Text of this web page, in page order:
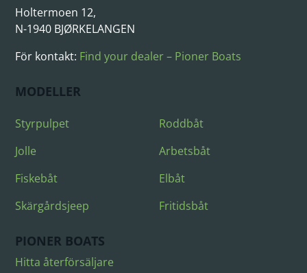
Holtermoen 12,
N-1940 BJØRKELANGEN
För kontakt: Find your dealer – Pioner Boats
MODELLER
Styrpulpet
Jolle
Fiskebåt
Skärgårdsjeep
Roddbåt
Arbetsbåt
Elbåt
Fritidsbåt
PIONER BOATS
Hitta återförsäljare